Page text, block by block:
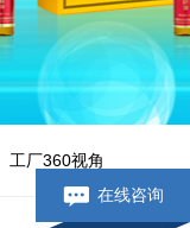
工厂360视角
在线咨询